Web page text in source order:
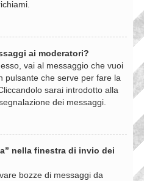
ai moderatori?
vai al messaggio che vuoi
pulsante che serve per fare la
sarai introdotto alla
dei messaggi.
nella finestra di invio dei
bozze di messaggi da